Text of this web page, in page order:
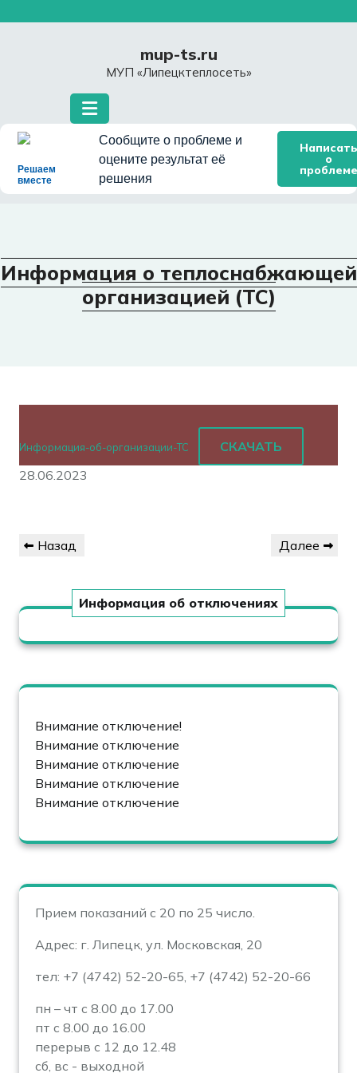
mup-ts.ru
МУП «Липецктеплосеть»
Решаем
вместе
Сообщите о проблеме и
оцените результат её
решения
Написать
о
проблеме
Информация о теплоснабжающей
организацией (ТС)
Информация-об-организации-ТС
СКАЧАТЬ
28.06.2023
по
Предыдущая
Назад
Следующая
Далее
Информация об отключениях
Внимание отключение!
Внимание отключение
Внимание отключение
Внимание отключение
Внимание отключение
Прием показаний с 20 по 25 число.
Адрес: г. Липецк, ул. Московская, 20
тел: +7 (4742) 52-20-65, +7 (4742) 52-20-66
пн – чт с 8.00 до 17.00
пт с 8.00 до 16.00
перерыв с 12 до 12.48
сб, вс - выходной